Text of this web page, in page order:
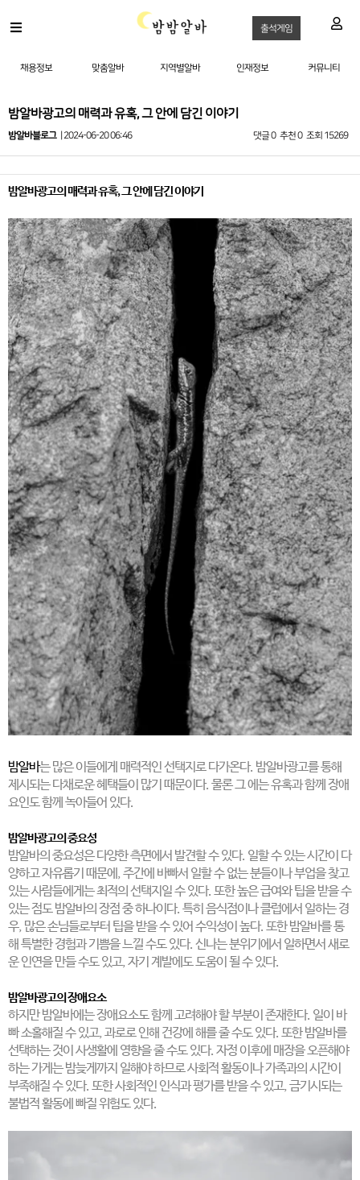
출석게임
채용정보 맞춤알바 지역별알바 인재정보 커뮤니티
밤알바광고의 매력과 유혹, 그 안에 담긴 이야기
밤알바블로그 | 2024-06-20 06:46 댓글 0 추천 0 조회 15269
밤알바광고의 매력과 유혹, 그 안에 담긴 이야기
밤알바는 많은 이들에게 매력적인 선택지로 다가온다. 밤알바광고를 통해
제시되는 다채로운 혜택들이 많기 때문이다. 물론 그 에는 유혹과 함께 장애
요인도 함께 녹아들어 있다.
밤알바광고의 중요성
밤알바의 중요성은 다양한 측면에서 발견할 수 있다. 일할 수 있는 시간이 다
양하고 자유롭기 때문에, 주간에 바빠서 일할 수 없는 분들이나 부업을 찾고
있는 사람들에게는 최적의 선택지일 수 있다. 또한 높은 급여와 팁을 받을 수
있는 점도 밤알바의 장점 중 하나이다. 특히 음식점이나 클럽에서 일하는 경
우, 많은 손님들로부터 팁을 받을 수 있어 수익성이 높다. 또한 밤알바를 통
해 특별한 경험과 기쁨을 느낄 수도 있다. 신나는 분위기에서 일하면서 새로
운 인연을 만들 수도 있고, 자기 계발에도 도움이 될 수 있다.
밤알바광고의 장애요소
하지만 밤알바에는 장애요소도 함께 고려해야 할 부분이 존재한다. 일이 바
빠 소홀해질 수 있고, 과로로 인해 건강에 해를 줄 수도 있다. 또한 밤알바를
선택하는 것이 사생활에 영향을 줄 수도 있다. 자정 이후에 매장을 오픈해야
하는 가게는 밤늦게까지 일해야 하므로 사회적 활동이나 가족과의 시간이
부족해질 수 있다. 또한 사회적인 인식과 평가를 받을 수 있고, 금기시되는
불법적 활동에 빠질 위험도 있다.